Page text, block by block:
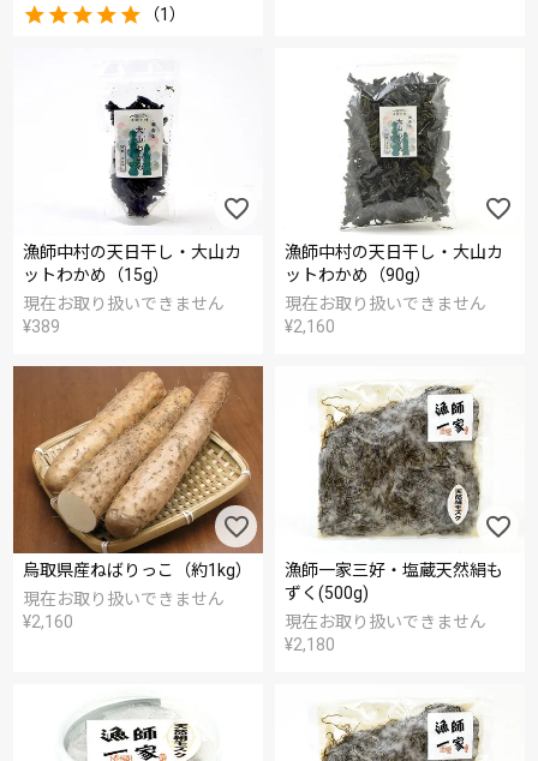
（1）
漁師中村の天日干し・大山カ
ットわかめ（15g）
現在お取り扱いできません
¥389
漁師中村の天日干し・大山カ
ットわかめ（90g）
現在お取り扱いできません
¥2,160
烏取県産ねばりっこ（約1kg）
現在お取り扱いできません
¥2,160
漁師一家三好・塩蔵天然絹も
ずく(500g)
現在お取り扱いできません
¥2,180